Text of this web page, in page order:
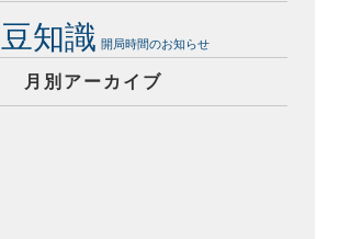
豆知識 開局時間のお知らせ
月別アーカイブ